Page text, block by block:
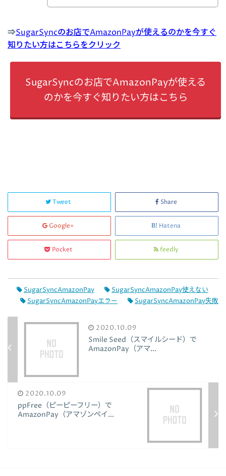
⇒SugarSyncのお店でAmazonPayが使えるのかを今すぐ
知りたい方はこちらをクリック
SugarSyncのお店でAmazonPayが使える
のかを今すぐ知りたい方はこちら
Tweet Share
Google+ Hatena
Pocket feedly
SugarSyncAmazonPay
SugarSyncAmazonPay使えない
SugarSyncAmazonPayエラー
SugarSyncAmazonPay失敗
2020.10.09
Smile Seed（スマイルシード）で
AmazonPay（アマ...
2020.10.09
ppFree（ピーピーフリー）で
AmazonPay（アマゾンペイ...